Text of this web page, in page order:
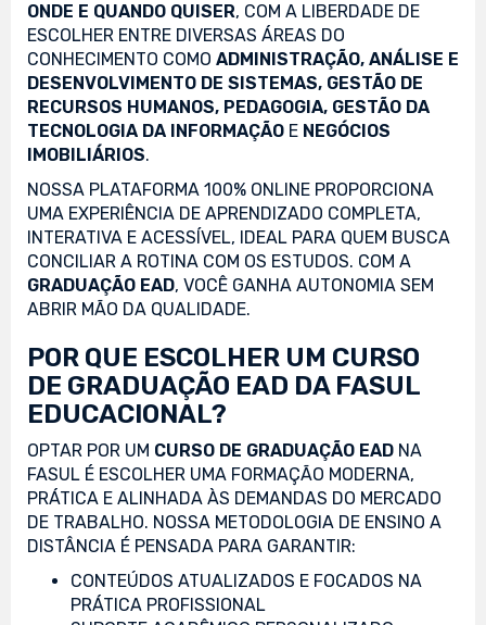
ONDE E QUANDO QUISER, COM A LIBERDADE DE
ESCOLHER ENTRE DIVERSAS ÁREAS DO
CONHECIMENTO COMO ADMINISTRAÇÃO, ANÁLISE E
DESENVOLVIMENTO DE SISTEMAS, GESTÃO DE
RECURSOS HUMANOS, PEDAGOGIA, GESTÃO DA
TECNOLOGIA DA INFORMAÇÃO E NEGÓCIOS
IMOBILIÁRIOS.
NOSSA PLATAFORMA 100% ONLINE PROPORCIONA
UMA EXPERIÊNCIA DE APRENDIZADO COMPLETA,
INTERATIVA E ACESSÍVEL, IDEAL PARA QUEM BUSCA
CONCILIAR A ROTINA COM OS ESTUDOS. COM A
GRADUAÇÃO EAD, VOCÊ GANHA AUTONOMIA SEM
ABRIR MÃO DA QUALIDADE.
POR QUE ESCOLHER UM CURSO
DE GRADUAÇÃO EAD DA FASUL
EDUCACIONAL?
OPTAR POR UM CURSO DE GRADUAÇÃO EAD NA
FASUL É ESCOLHER UMA FORMAÇÃO MODERNA,
PRÁTICA E ALINHADA ÀS DEMANDAS DO MERCADO
DE TRABALHO. NOSSA METODOLOGIA DE ENSINO A
DISTÂNCIA É PENSADA PARA GARANTIR:
CONTEÚDOS ATUALIZADOS E FOCADOS NA
PRÁTICA PROFISSIONAL